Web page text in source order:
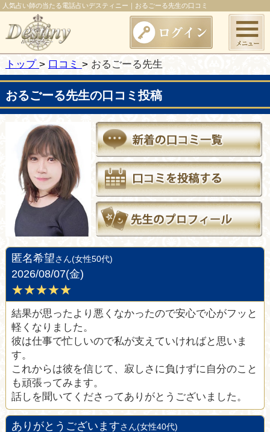
人気占い師の当たる電話占いデスティニー｜おるごーる先生の口コミ
トップ 口コミ おるごーる先生
おるごーる先生の口コミ投稿
匿名希望さん(女性50代)
2026/08/07(金)
★★★★★
結果が思ったより悪くなかったので安心で心がフッと
軽くなりました。
彼は仕事で忙しいので私が支えていければと思いま
す。
これからは彼を信じて、寂しさに負けずに自分のこと
も頑張ってみます。
話しを聞いてくださってありがとうございました。
ありがとうございますさん(女性40代)